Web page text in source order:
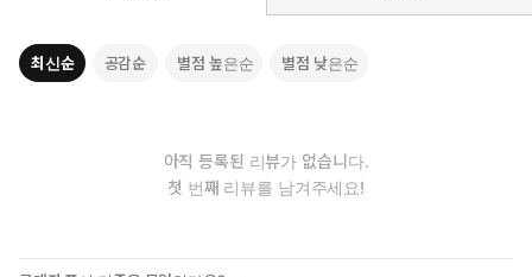
최신순 공감순 별점 높은순 별점 낮은순
아직 등록된 리뷰가 없습니다.
첫 번째 리뷰를 남겨주세요!